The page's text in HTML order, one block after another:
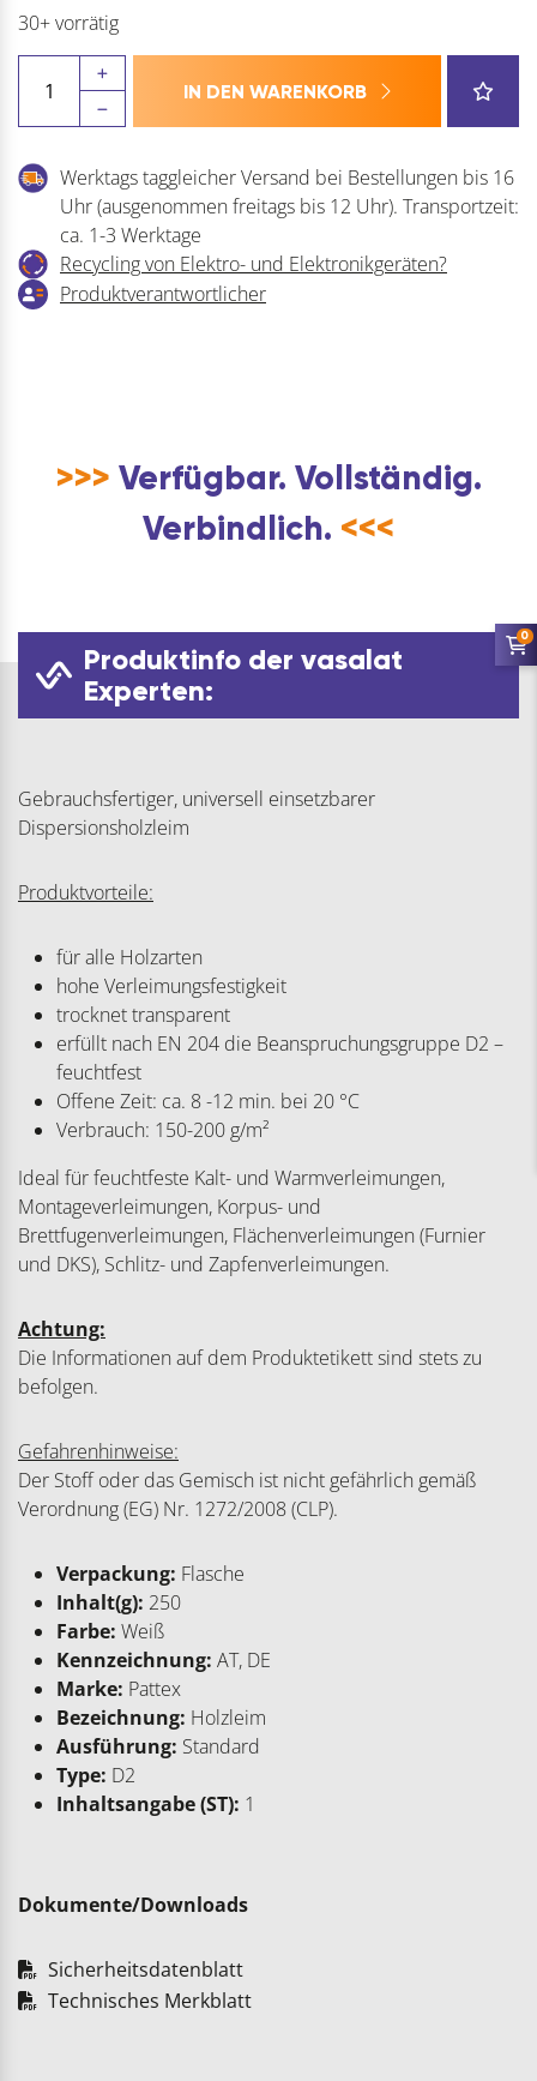
30+ vorrätig
PV/H
Holzleim
D2
Menge
IN DEN WARENKORB
Werktags taggleicher Versand bei Bestellungen bis 16
Uhr (ausgenommen freitags bis 12 Uhr). Transportzeit:
ca. 1-3 Werktage
Recycling von Elektro- und Elektronikgeräten?
Produktverantwortlicher
>>> Verfügbar. Vollständig.
Verbindlich. <<<
Produktinfo der vasalat
Experten:
Gebrauchsfertiger, universell einsetzbarer
Dispersionsholzleim
Produktvorteile:
für alle Holzarten
hohe Verleimungsfestigkeit
trocknet transparent
erfüllt nach EN 204 die Beanspruchungsgruppe D2 –
feuchtfest
Offene Zeit: ca. 8 -12 min. bei 20 °C
Verbrauch: 150-200 g/m²
Ideal für feuchtfeste Kalt- und Warmverleimungen,
Montageverleimungen, Korpus- und
Brettfugenverleimungen, Flächenverleimungen (Furnier
und DKS), Schlitz- und Zapfenverleimungen.
Achtung:
Die Informationen auf dem Produktetikett sind stets zu
befolgen.
Gefahrenhinweise:
Der Stoff oder das Gemisch ist nicht gefährlich gemäß
Verordnung (EG) Nr. 1272/2008 (CLP).
Verpackung: Flasche
Inhalt(g): 250
Farbe: Weiß
Kennzeichnung: AT, DE
Marke: Pattex
Bezeichnung: Holzleim
Ausführung: Standard
Type: D2
Inhaltsangabe (ST): 1
Dokumente/Downloads
Sicherheitsdatenblatt
Technisches Merkblatt
0